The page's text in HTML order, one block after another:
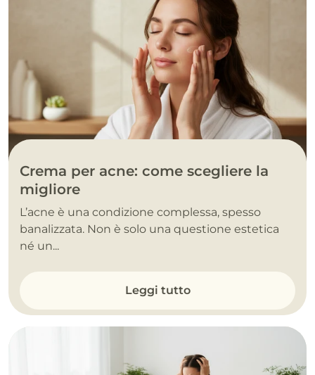
Crema per acne: come scegliere la
migliore
L’acne è una condizione complessa, spesso
banalizzata. Non è solo una questione estetica
né un...
Leggi tutto